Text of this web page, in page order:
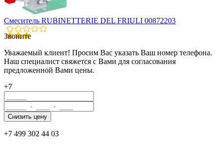
Смеситель RUBINETTERIE DEL FRIULI 00872203
Звоните
Уважаемый клиент! Просим Вас указать Ваш номер телефона.
Наш специалист свяжется с Вами для согласования
предложенной Вами цены.
+7
+7 499 302 44 03